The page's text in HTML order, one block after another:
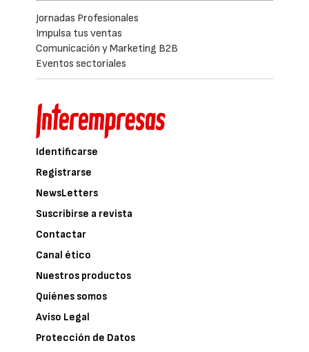
Jornadas Profesionales
Impulsa tus ventas
Comunicación y Marketing B2B
Eventos sectoriales
Identificarse
Registrarse
NewsLetters
Suscribirse a revista
Contactar
Canal ético
Nuestros productos
Quiénes somos
Aviso Legal
Protección de Datos